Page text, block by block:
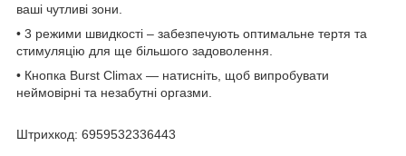
ваші чутливі зони.
• 3 режими швидкості – забезпечують оптимальне тертя та
стимуляцію для ще більшого задоволення.
• Кнопка Burst Climax — натисніть, щоб випробувати
неймовірні та незабутні оргазми.
Штрихкод: 6959532336443